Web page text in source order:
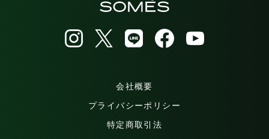
会社概要
プライバシーポリシー
特定商取引法